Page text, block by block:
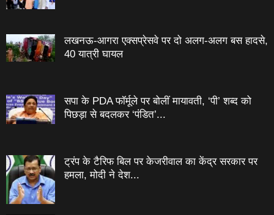
लखनऊ-आगरा एक्सप्रेसवे पर दो अलग-अलग बस हादसे,
40 यात्री घायल
सपा के PDA फॉर्मूले पर बोलीं मायावती, ‘पी’ शब्द को
पिछड़ा से बदलकर ‘पंडित’...
ट्रंप के टैरिफ बिल पर केजरीवाल का केंद्र सरकार पर
हमला, मोदी ने देश...